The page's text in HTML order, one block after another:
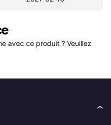
avec ce produit ? Veuillez